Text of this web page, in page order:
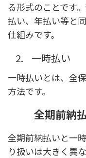
る形式のことです
払い、年払い等と
仕組みです。
2. 一時払い
一時払いとは、全
方法です。
全期前納
全期前納払いと一
り扱いは大きく異